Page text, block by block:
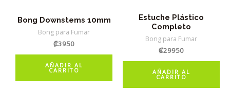
Bong Downstems 10mm
Bong para Fumar
₡3950
AÑADIR AL
CARRITO
Estuche Plástico
Completo
Bong para Fumar
₡29950
AÑADIR AL
CARRITO